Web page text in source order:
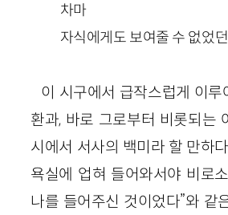
차마
자식에게도 보여줄 수 없었
이 시구에서 급작스럽게 이루
환과, 바로 그로부터 비롯되는
시에서 서사의 백미라 할 만하
욕실에 업혀 들어와서야 비로
나를 들어주신 것이었다”와 같